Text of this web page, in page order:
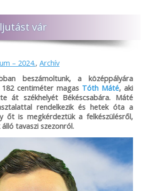
vár
– 2024., Archív
beszámoltunk, a középpályára
centiméter magas Tóth Máté, aki
át székhelyét Békéscsabára. Máté
rendelkezik és hetek óta a
őt is megkérdeztük a felkészülésről,
tavaszi szezonról.